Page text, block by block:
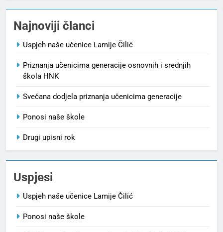
Najnoviji članci
Uspjeh naše učenice Lamije Čilić
Priznanja učenicima generacije osnovnih i srednjih
škola HNK
Svečana dodjela priznanja učenicima generacije
Ponosi naše škole
Drugi upisni rok
Uspjesi
Uspjeh naše učenice Lamije Čilić
Ponosi naše škole